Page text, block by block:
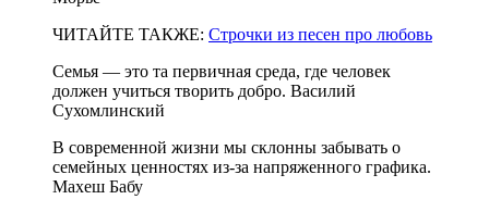
ЧИТАЙТЕ ТАКЖЕ: Строчки из песен про любовь
Семья — это та первичная среда, где человек
должен учиться творить добро. Василий
Сухомлинский
В современной жизни мы склонны забывать о
семейных ценностях из-за напряженного графика.
Махеш Бабу